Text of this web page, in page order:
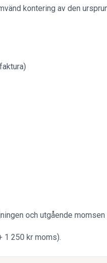
kontering av den
och utgående
1 250 kr moms).